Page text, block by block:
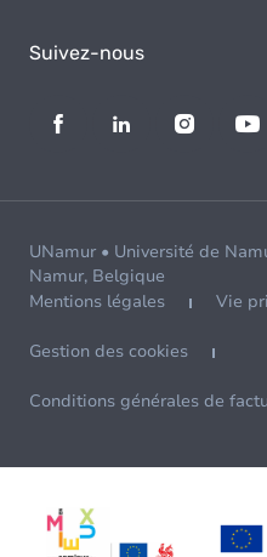
Suivez-nous
UNamur • Université de
Namur, Belgique
Mentions légales
Vie
Gestion des cookies
Conditions générales de